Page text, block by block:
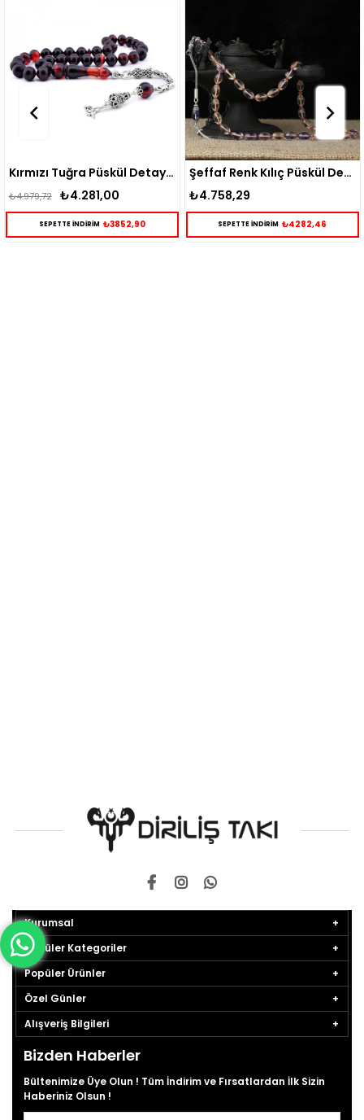
Kırmızı Tuğra Püskül Detaylı Sıkma Kehribar Tesbih
₺4.281,00
İNDİRİM ₺3852,90
Şeffaf Renk Kılıç Püskül Detaylı Sıkma Kehribar Tesbih
₺4.758,29
SEPETTE İNDİRİM ₺4282,46
Kurumsal
Popüler Kategoriler
Popüler Ürünler
Özel Günler
Alışveriş Bilgileri
Bizden Haberler
Bültenimize Üye Olun ! Tüm İndirim ve Fırsatlardan İlk Sizin
Haberiniz Olsun !